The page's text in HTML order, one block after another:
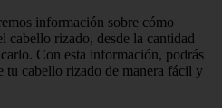
información sobre cómo
cabello rizado, desde la cantidad
Con esta información, podrás
tu cabello rizado de manera fácil y